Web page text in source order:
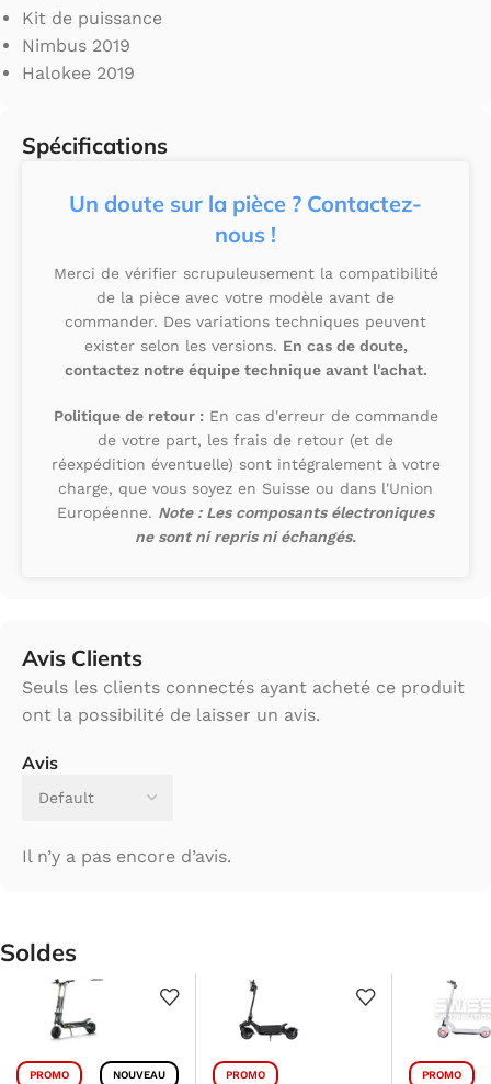
Kit de puissance
Nimbus 2019
Halokee 2019
Spécifications
Un doute sur la pièce ? Contactez-
nous !
Merci de vérifier scrupuleusement la compatibilité
de la pièce avec votre modèle avant de
commander. Des variations techniques peuvent
exister selon les versions. En cas de doute,
contactez notre équipe technique avant l'achat.
Politique de retour : En cas d'erreur de commande
de votre part, les frais de retour (et de
réexpédition éventuelle) sont intégralement à votre
charge, que vous soyez en Suisse ou dans l'Union
Européenne. Note : Les composants électroniques
ne sont ni repris ni échangés.
Avis Clients
Avis
Il n’y a pas encore d’avis.
Seuls les clients connectés ayant acheté ce produit
ont la possibilité de laisser un avis.
Soldes
PROMO NOUVEAU PROMO PROMO